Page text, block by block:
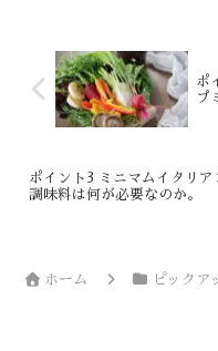
ポ
プ
ポイント3 ミニマムイタリア
調味料は何が必要なのか。
ホーム ピックア